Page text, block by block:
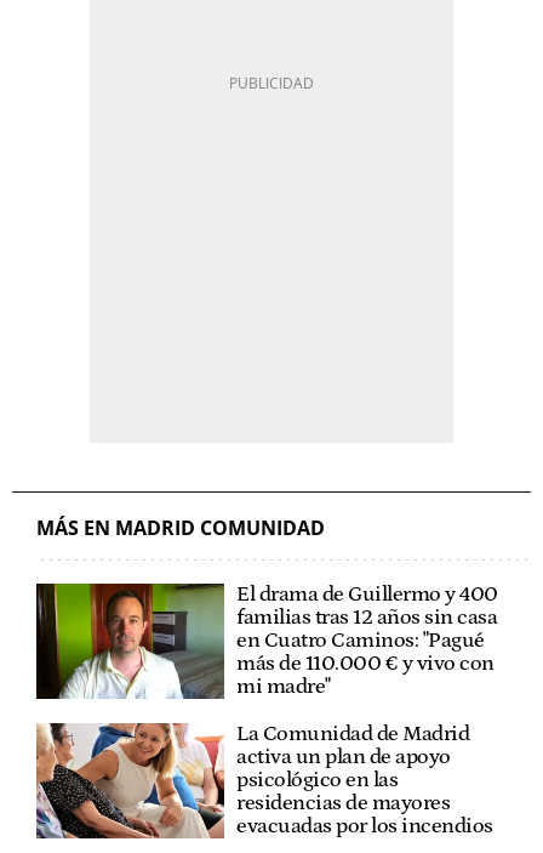
MÁS EN MADRID COMUNIDAD
El drama de Guillermo y 400
familias tras 12 años sin casa
en Cuatro Caminos: "Pagué
más de 110.000 € y vivo con
mi madre"
La Comunidad de Madrid
activa un plan de apoyo
psicológico en las
residencias de mayores
evacuadas por los incendios